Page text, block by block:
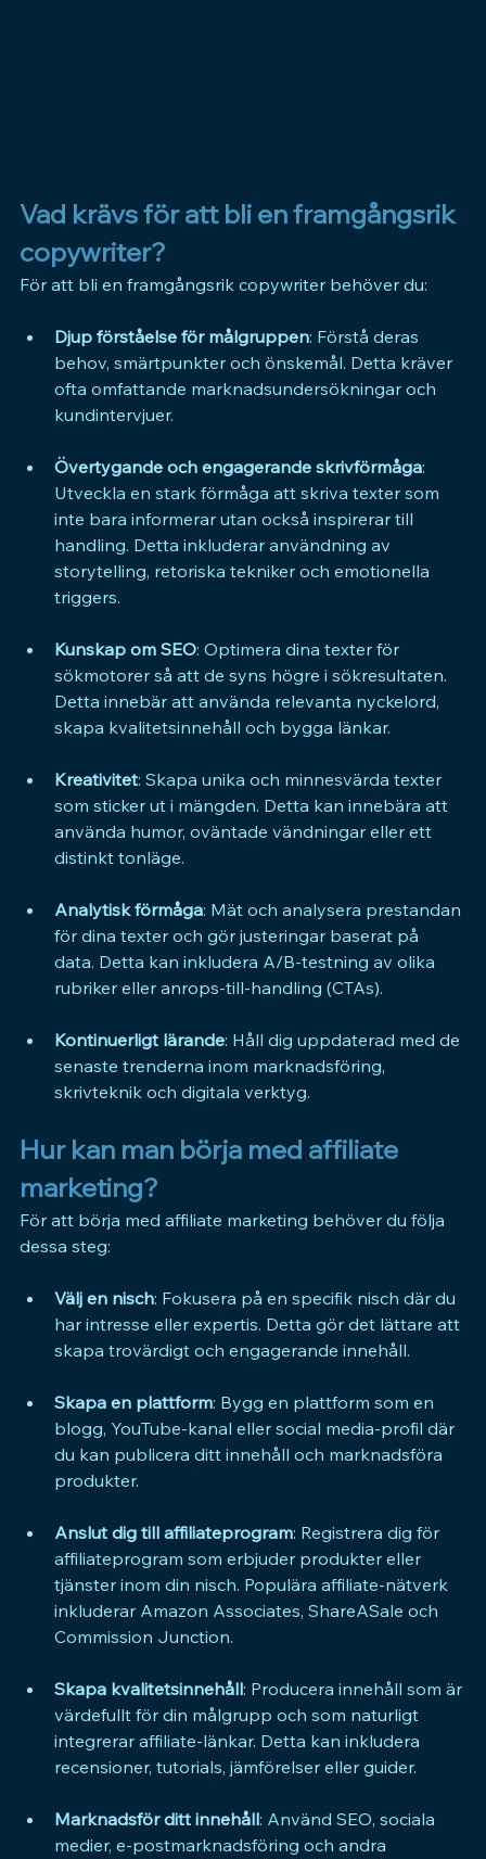
Vad krävs för att bli en framgångsrik
copywriter?
För att bli en framgångsrik copywriter behöver du:
Djup förståelse för målgruppen: Förstå deras
behov, smärtpunkter och önskemål. Detta kräver
ofta omfattande marknadsundersökningar och
kundintervjuer.
Övertygande och engagerande skrivförmåga:
Utveckla en stark förmåga att skriva texter som
inte bara informerar utan också inspirerar till
handling. Detta inkluderar användning av
storytelling, retoriska tekniker och emotionella
triggers.
Kunskap om SEO: Optimera dina texter för
sökmotorer så att de syns högre i sökresultaten.
Detta innebär att använda relevanta nyckelord,
skapa kvalitetsinnehåll och bygga länkar.
Kreativitet: Skapa unika och minnesvärda texter
som sticker ut i mängden. Detta kan innebära att
använda humor, oväntade vändningar eller ett
distinkt tonläge.
Analytisk förmåga: Mät och analysera prestandan
för dina texter och gör justeringar baserat på
data. Detta kan inkludera A/B-testning av olika
rubriker eller anrops-till-handling (CTAs).
Kontinuerligt lärande: Håll dig uppdaterad med de
senaste trenderna inom marknadsföring,
skrivteknik och digitala verktyg.
Hur kan man börja med affiliate
marketing?
För att börja med affiliate marketing behöver du följa
dessa steg:
Välj en nisch: Fokusera på en specifik nisch där du
har intresse eller expertis. Detta gör det lättare att
skapa trovärdigt och engagerande innehåll.
Skapa en plattform: Bygg en plattform som en
blogg, YouTube-kanal eller social media-profil där
du kan publicera ditt innehåll och marknadsföra
produkter.
Anslut dig till affiliateprogram: Registrera dig för
affiliateprogram som erbjuder produkter eller
tjänster inom din nisch. Populära affiliate-nätverk
inkluderar Amazon Associates, ShareASale och
Commission Junction.
Skapa kvalitetsinnehåll: Producera innehåll som är
värdefullt för din målgrupp och som naturligt
integrerar affiliate-länkar. Detta kan inkludera
recensioner, tutorials, jämförelser eller guider.
Marknadsför ditt innehåll: Använd SEO, sociala
medier, e-postmarknadsföring och andra